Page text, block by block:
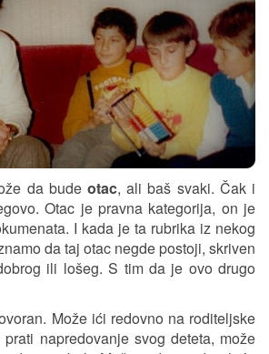
da bude otac, ali baš svaki. Čak i
Otac je pravna kategorija, on je
I kada je ta rubrika iz nekog
da taj otac negde postoji, skriven
ili lošeg. S tim da je ovo drugo
Može ići redovno na roditeljske
napredovanje svog deteta, može